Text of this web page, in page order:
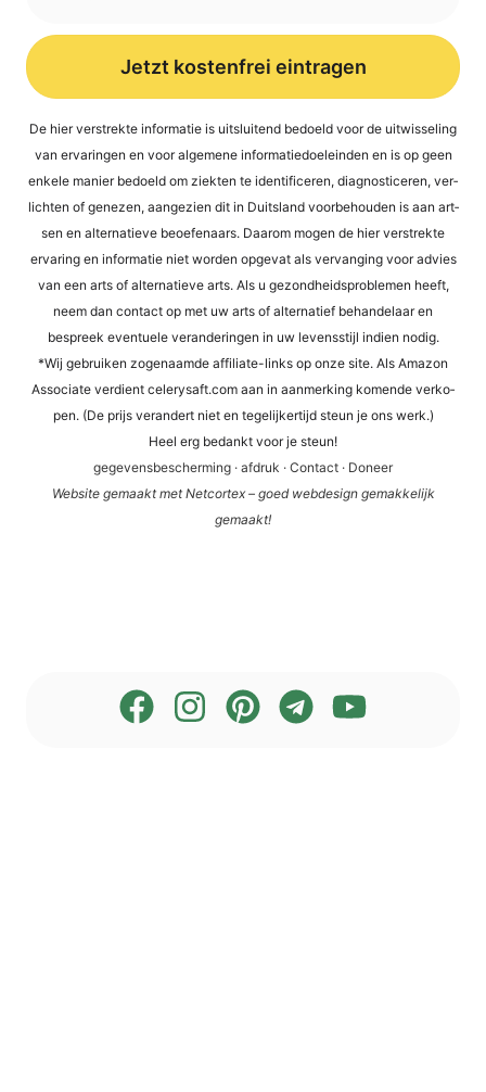
Jetzt kostenfrei eintragen
De hier ver­st­rek­te infor­ma­tie is uit­s­lui­tend bed­oeld voor de uit­wis­se­ling
van erva­rin­gen en voor alge­mene infor­ma­tied­oel­ein­den en is op geen
enke­le manier bed­oeld om ziek­ten te iden­ti­fi­ce­ren, dia­gno­sti­ce­ren, ver­
lich­ten of gene­zen, aan­ge­zi­en dit in Duit­s­land voor­be­hou­den is aan art­
sen en alter­na­tie­ve beoefen­aars. Daa­rom mogen de hier ver­st­rek­te
erva­ring en infor­ma­tie niet wor­den opge­vat als ver­van­ging voor advies
van een arts of alter­na­tie­ve arts. Als u gezond­heids­pro­ble­men heeft,
neem dan cont­act op met uw arts of alter­na­tief behan­del­a­ar en
bespreek even­tue­le ver­an­de­rin­gen in uw levens­sti­jl indi­en nodig.
*Wij gebrui­ken zogen­aam­de affi­lia­te-links op onze site. Als Ama­zon
Asso­cia­te ver­dient cele​ry​saft​.com aan in aan­mer­king komen­de ver­ko­
pen. (De prijs ver­an­dert niet en tege­li­jker­tijd steun je ons werk.)
Heel erg bedankt voor je steun!
gege­vens­be­scher­ming · afdruk · Cont­act · Doneer
Web­site gema­akt met Net­cortex – goed web­de­sign gemak­ke­li­jk
gemaakt!